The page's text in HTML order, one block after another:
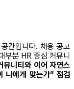
간입니다. 채용 공고
부분 HR 중심 커뮤니
뮤니티와 이어 자연스
나에게 맞는가” 점검